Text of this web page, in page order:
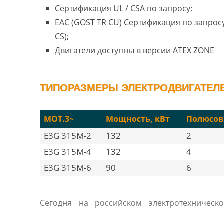
Сертификация UL / CSA по запросу;
EAC (GOST TR CU) Сертификация по
CS);
Двигатели доступны в версии ATEX ZONE
ТИПОРАЗМЕРЫ
MOT.3~ Мощность, кВт Полюсов
E3G 315M-2 132
2
E3G 315M-4
132
4
E3G 315M-6
90 6
Сегодня на российском